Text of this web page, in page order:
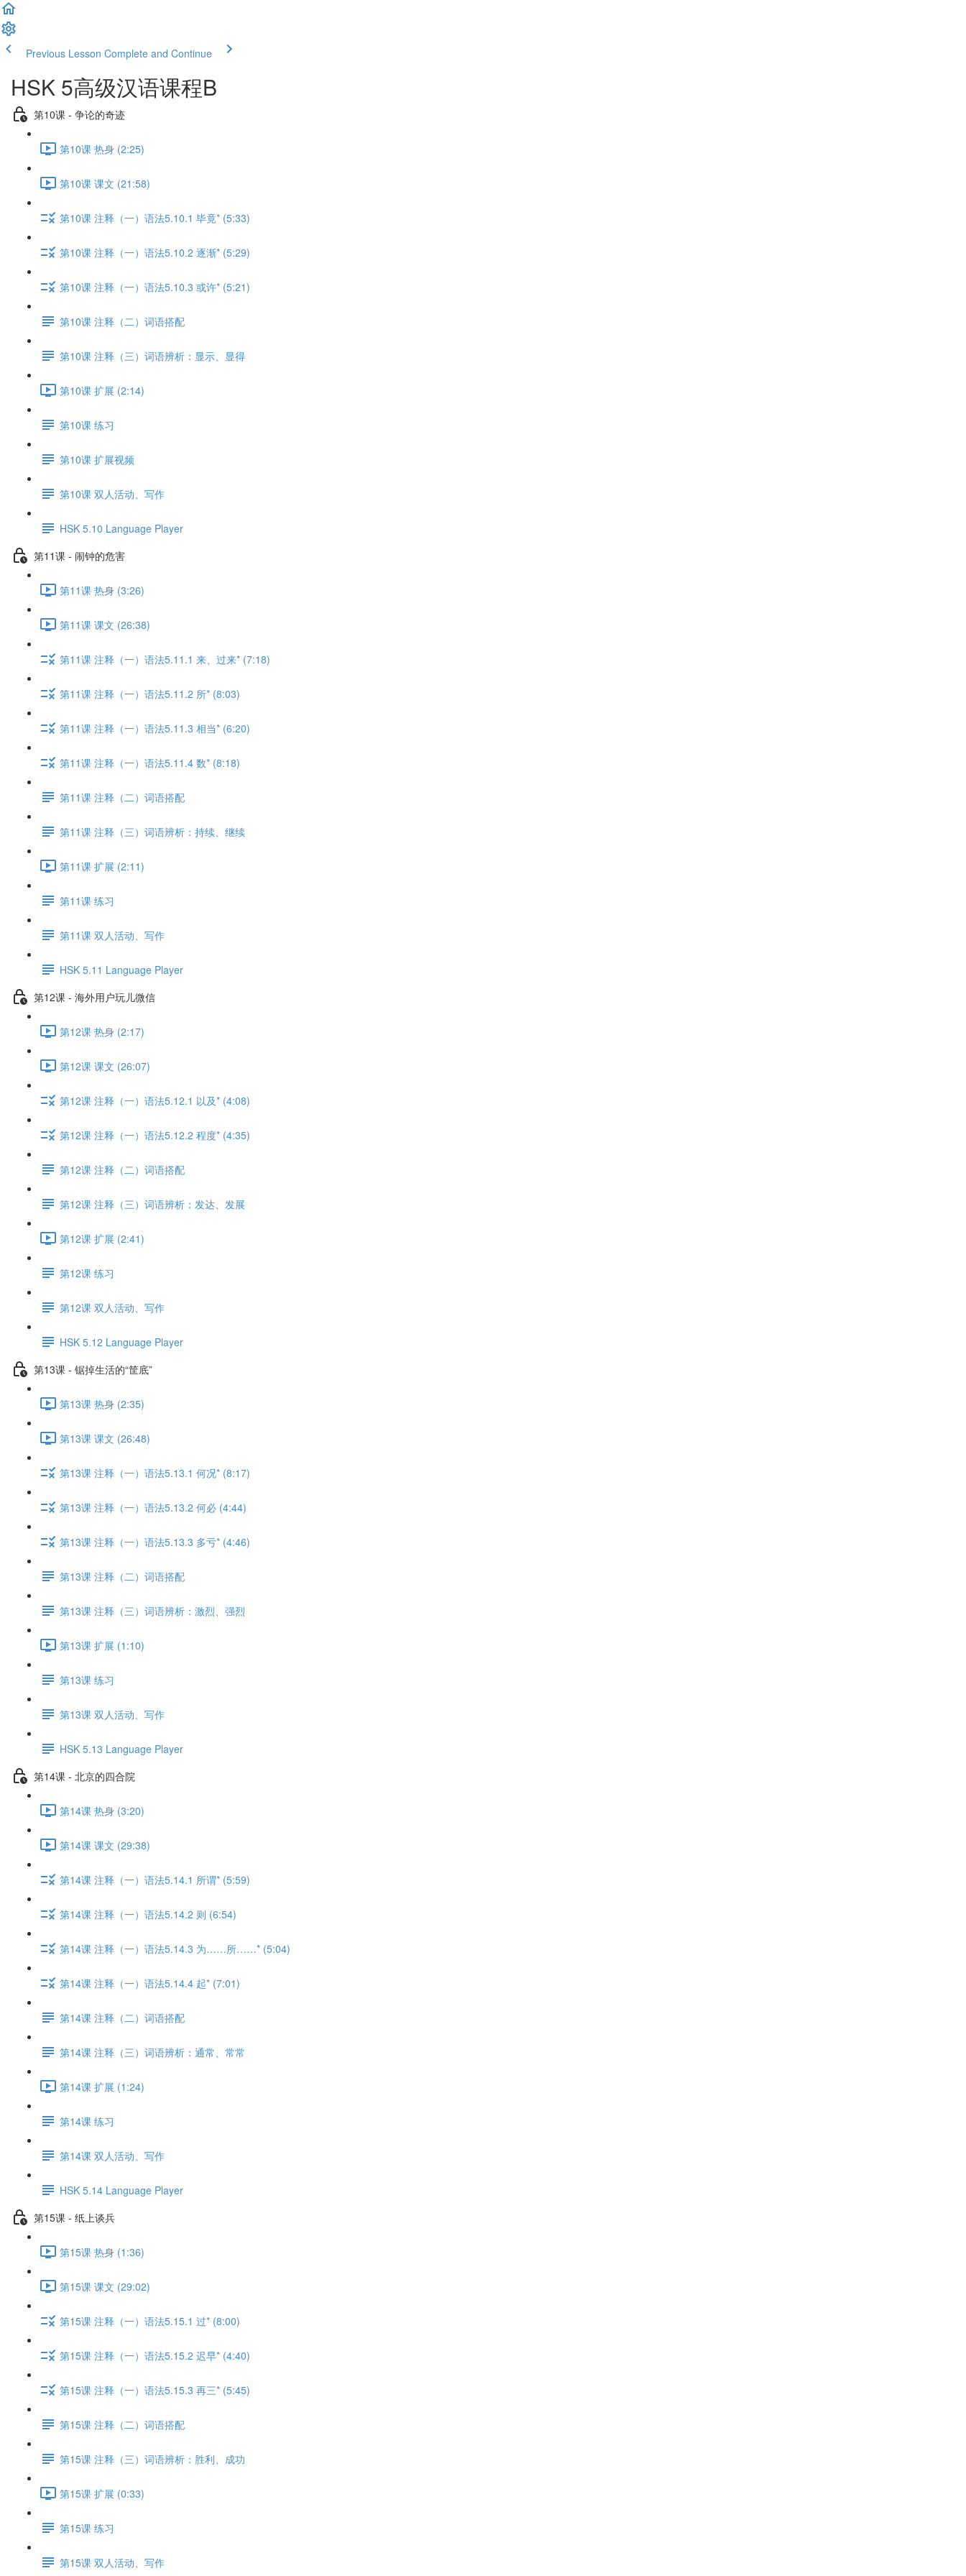
Previous Lesson Complete and Continue
HSK 5高级汉语课程B
第10课 - 争论的奇迹
第10课 热身 (2:25)
第10课 课文 (21:58)
第10课 注释（一）语法5.10.1 毕竟* (5:33)
第10课 注释（一）语法5.10.2 逐渐* (5:29)
第10课 注释（一）语法5.10.3 或许* (5:21)
第10课 注释（二）词语搭配
第10课 注释（三）词语辨析：显示、显得
第10课 扩展 (2:14)
第10课 练习
第10课 扩展视频
第10课 双人活动、写作
HSK 5.10 Language Player
第11课 - 闹钟的危害
第11课 热身 (3:26)
第11课 课文 (26:38)
第11课 注释（一）语法5.11.1 来、过来* (7:18)
第11课 注释（一）语法5.11.2 所* (8:03)
第11课 注释（一）语法5.11.3 相当* (6:20)
第11课 注释（一）语法5.11.4 数* (8:18)
第11课 注释（二）词语搭配
第11课 注释（三）词语辨析：持续、继续
第11课 扩展 (2:11)
第11课 练习
第11课 双人活动、写作
HSK 5.11 Language Player
第12课 - 海外用户玩儿微信
第12课 热身 (2:17)
第12课 课文 (26:07)
第12课 注释（一）语法5.12.1 以及* (4:08)
第12课 注释（一）语法5.12.2 程度* (4:35)
第12课 注释（二）词语搭配
第12课 注释（三）词语辨析：发达、发展
第12课 扩展 (2:41)
第12课 练习
第12课 双人活动、写作
HSK 5.12 Language Player
第13课 - 锯掉生活的“筐底”
第13课 热身 (2:35)
第13课 课文 (26:48)
第13课 注释（一）语法5.13.1 何况* (8:17)
第13课 注释（一）语法5.13.2 何必 (4:44)
第13课 注释（一）语法5.13.3 多亏* (4:46)
第13课 注释（二）词语搭配
第13课 注释（三）词语辨析：激烈、强烈
第13课 扩展 (1:10)
第13课 练习
第13课 双人活动、写作
HSK 5.13 Language Player
第14课 - 北京的四合院
第14课 热身 (3:20)
第14课 课文 (29:38)
第14课 注释（一）语法5.14.1 所谓* (5:59)
第14课 注释（一）语法5.14.2 则 (6:54)
第14课 注释（一）语法5.14.3 为……所……* (5:04)
第14课 注释（一）语法5.14.4 起* (7:01)
第14课 注释（二）词语搭配
第14课 注释（三）词语辨析：通常、常常
第14课 扩展 (1:24)
第14课 练习
第14课 双人活动、写作
HSK 5.14 Language Player
第15课 - 纸上谈兵
第15课 热身 (1:36)
第15课 课文 (29:02)
第15课 注释（一）语法5.15.1 过* (8:00)
第15课 注释（一）语法5.15.2 迟早* (4:40)
第15课 注释（一）语法5.15.3 再三* (5:45)
第15课 注释（二）词语搭配
第15课 注释（三）词语辨析：胜利、成功
第15课 扩展 (0:33)
第15课 练习
第15课 双人活动、写作